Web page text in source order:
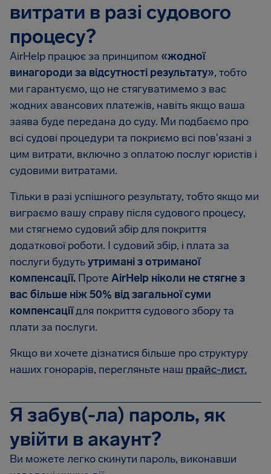
витрати в разі судового
процесу?
AirHelp працює за принципом «жодної
винагороди за відсутності результату», тобто
ми гарантуємо, що не стягуватимемо з вас
жодних авансових платежів, навіть якщо ваша
заява буде передана до суду. Ми подбаємо про
всі судові процедури та покриємо всі пов'язані з
цим витрати, включно з оплатою послуг юристів і
судовими витратами.
Тільки в разі успішного результату, тобто якщо ми
виграємо вашу справу після судового процесу,
ми стягнемо судовий збір для покриття
додаткової роботи. І судовий збір, і плата за
послуги будутьутримані з отриманої
компенсації. Проте AirHelp ніколи не стягне з
вас більше ніж 50% від загальної суми
компенсаціїдля покриття судового збору та
плати за послуги.
Якщо ви хочете дізнатися більше про структуру
наших гонорарів, перегляньте наш прайс-лист.
Я забув(-ла) пароль, як
увійти в акаунт?
Ви можете легко скинути пароль, виконавши